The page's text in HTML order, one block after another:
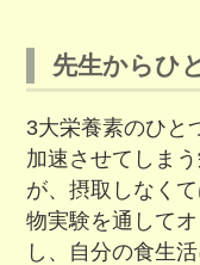
先生からひ
3大栄養素のひと
加速させてしま
が、摂取しなく
物実験を通して
し、自分の食生